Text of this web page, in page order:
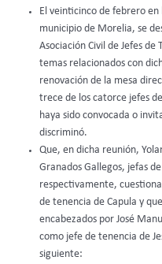
El veinticinco de febrero en
municipio de Morelia, se
Asociación Civil de Jefes
temas relacionados con
renovación de la mesa
trece de los catorce jefes
haya sido convocada o
discriminó.
Que, en dicha reunión,
Granados Gallegos, jefas
respectivamente,
de tenencia de Capula y
encabezados por José
como jefe de tenencia de
siguiente: